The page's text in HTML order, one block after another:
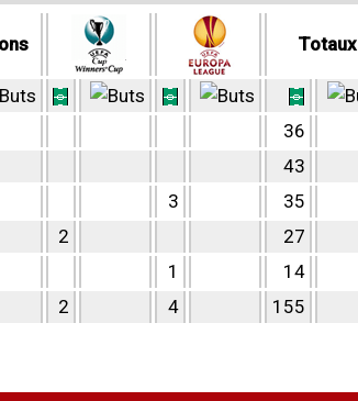
Totaux
36
43
3 35
2 27
1 14
2 4 155